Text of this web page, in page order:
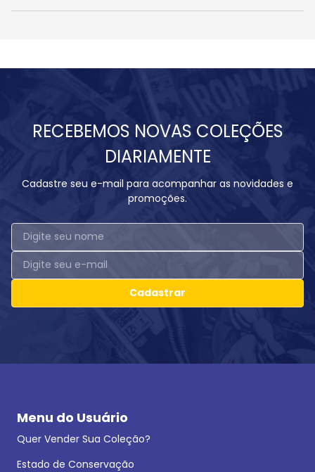
RECEBEMOS NOVAS COLEÇÕES
DIARIAMENTE
Cadastre seu e-mail para acompanhar as novidades e
promoções.
Cadastrar
Menu do Usuário
Quer Vender Sua Coleção?
Estado de Conservação